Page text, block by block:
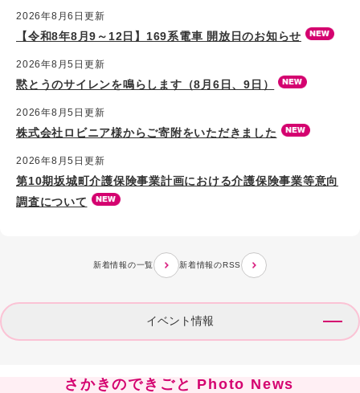
2026年8月6日更新
【令和8年8月9～12日】169系電車 開放日のお知らせ
2026年8月5日更新
黙とうのサイレンを鳴らします（8月6日、9日）
2026年8月5日更新
株式会社ロビニア様からご寄附をいただきました
2026年8月5日更新
第10期坂城町介護保険事業計画における介護保険事業等意向
調査について
新着情報の一覧 新着情報のRSS
イベント情報
2026年8月7日更新さかきのできごと Photo News